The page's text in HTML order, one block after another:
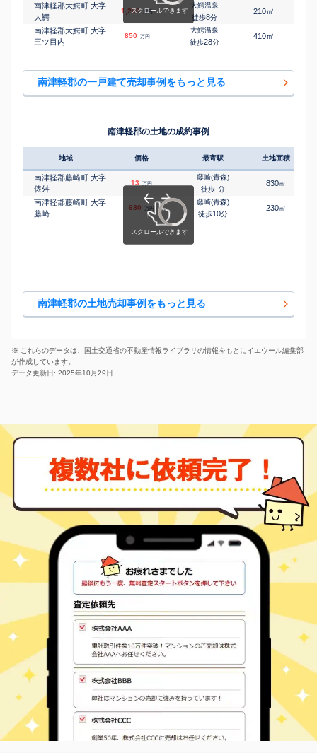
南津軽郡大鰐町 大字
大鰐
1,200 万円
大鰐温泉
徒歩8分
210㎡
南津軽郡大鰐町 大字
三ツ目内
850 万円
大鰐温泉
徒歩28分
410㎡
南津軽郡の一戸建て売却事例をもっと見る
南津軽郡の土地の成約事例
地域 価格 最寄駅 土地面積
南津軽郡藤崎町 大字
俵舛
13 万円
藤崎(青森)
徒歩-分
830㎡
南津軽郡藤崎町 大字
藤崎
680 万円
藤崎(青森)
徒歩10分
230㎡
南津軽郡の土地売却事例をもっと見る
※ これらのデータは、国土交通省の不動産情報ライブラリの情報をもとにイエウール編集部
が作成しています。
データ更新日: 2025年10月29日